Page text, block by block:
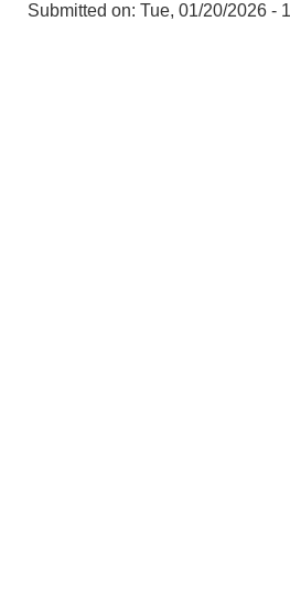
Submitted on: Tue, 01/20/2026 -